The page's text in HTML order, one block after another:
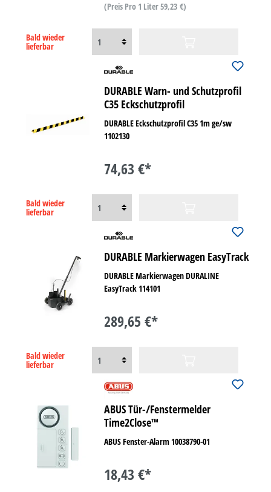
(Preis Pro 1 Liter 59,23 €)
Bald wieder
lieferbar
DURABLE Warn- und Schutzprofil
C35 Eckschutzprofil
DURABLE Eckschutzprofil C35 1m ge/sw
1102130
74,63 €*
Bald wieder
lieferbar
DURABLE Markierwagen EasyTrack
DURABLE Markierwagen DURALINE
EasyTrack 114101
289,65 €*
Bald wieder
lieferbar
ABUS Tür-/Fenstermelder
Time2Close™
ABUS Fenster-Alarm 10038790-01
18,43 €*